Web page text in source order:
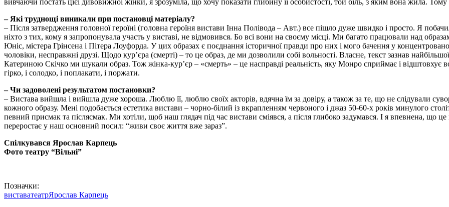
вивчаючи постать цієї дивовижної жінки, я зрозуміла, що хочу показати глибину її особистості, той біль, з яким вона жила.
– Які труднощі виникали при постановці матеріалу?
– Після затвердження головної героїні (головна героїня вистави Інна Полівода – Авт.) все пішло дуже швидко і просто. Я
ніхто з тих, кому я запропонувала участь у виставі, не відмовився. Бо всі вони на своєму місці. Ми багато працювали над
Юніс, містера Грінсена і Пітера Лоуфорда. У цих образах є поєднання історичної правди про них і мого бачення у
чоловіки, несправжні друзі. Щодо кур’єра (смерті) – то це образ, де ми дозволили собі вольності. Власне, текст зазнав
Катериною Скічко ми шукали образ. Тож жінка-курʼєр – «смерть» – це насправді реальність, яку Монро сприймає і відштовхує
гірко, і солодко, і поплакати, і поржати.
– Чи задоволені результатом постановки?
– Вистава вийшла і вийшла дуже хороша. Люблю її, люблю своїх акторів, вдячна їм за довіру, а також за те, що не слідували
кожного образу. Мені подобається естетика вистави – чорно-білий із вкрапленням червоного і джаз 50-60-х років минулого
певний присмак та післясмак. Ми хотіли, щоб наш глядач під час вистави сміявся, а після глибоко задумався. І я впевнена, що
переростає у наш основний посил: “живи своє життя вже зараз”.
Спілкувався Ярослав Карпець
Фото театру “Вільні”
Позначки:
виставатеатрЯрослав Карпець